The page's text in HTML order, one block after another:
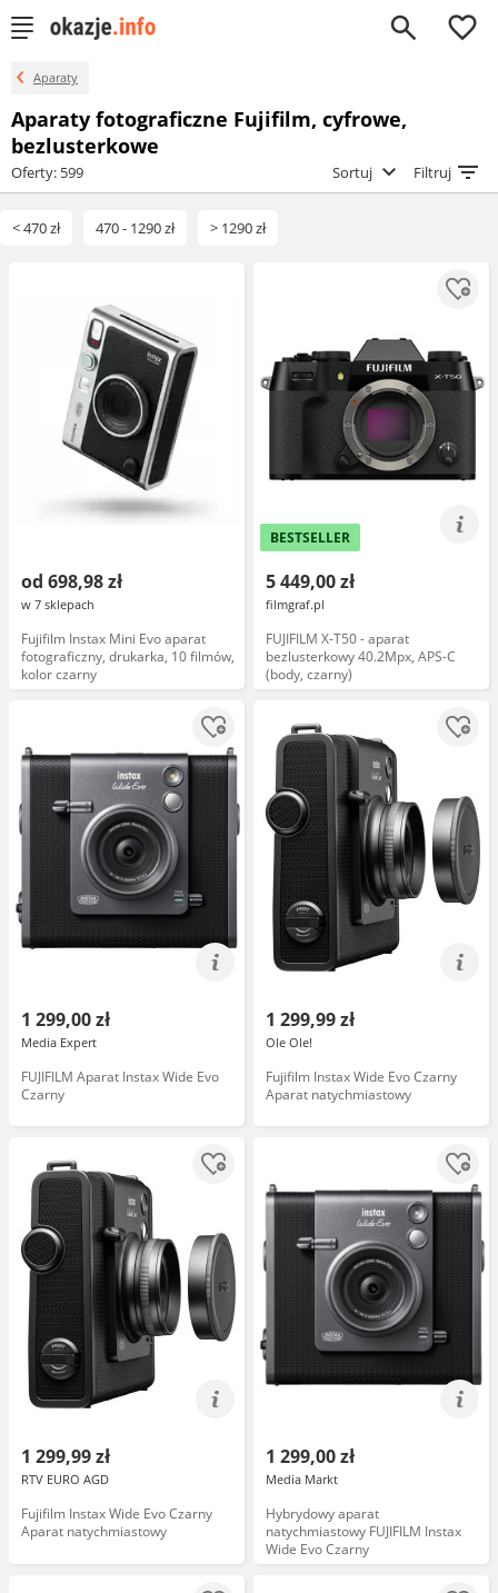
0
Aparaty
Aparaty fotograficzne Fujifilm, cyfrowe,
bezlusterkowe
Oferty: 599 Sortuj Filtruj
< 470 zł 470 - 1290 zł > 1290 zł
od 698,98 zł
w 7 sklepach
Fujifilm Instax Mini Evo aparat
fotograficzny, drukarka, 10 filmów,
kolor czarny
BESTSELLER
5 449,00 zł
filmgraf.pl
FUJIFILM X-T50 - aparat
bezlusterkowy 40.2Mpx, APS-C
(body, czarny)
1 299,00 zł
Media Expert
FUJIFILM Aparat Instax Wide Evo
Czarny
1 299,99 zł
Ole Ole!
Fujifilm Instax Wide Evo Czarny
Aparat natychmiastowy
1 299,99 zł
RTV EURO AGD
Fujifilm Instax Wide Evo Czarny
Aparat natychmiastowy
1 299,00 zł
Media Markt
Hybrydowy aparat
natychmiastowy FUJIFILM Instax
Wide Evo Czarny